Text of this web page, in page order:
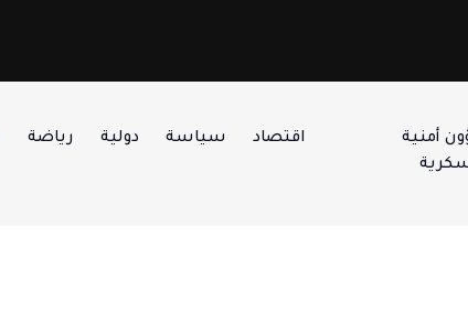
أمنية
اقتصاد سياسة دولية رياضة